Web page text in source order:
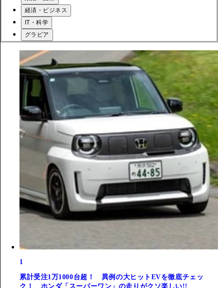
経済・ビジネス
IT・科学
グラビア
1
累計受注1万1000台超！ 異例の大ヒットEVを徹底チェッ
ク！ ホンダ「スーパーワン」の走りがクソ楽しい!!